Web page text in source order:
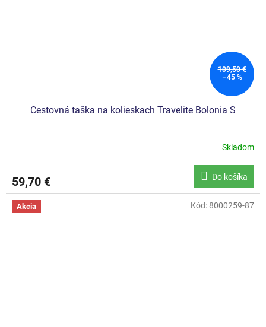
109,50 €
–45 %
Cestovná taška na kolieskach Travelite Bolonia S
Skladom
59,70 € Do košíka
Akcia Kód: 8000259-87